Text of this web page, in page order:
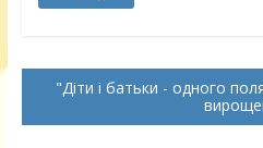
Діти і батьки - одного